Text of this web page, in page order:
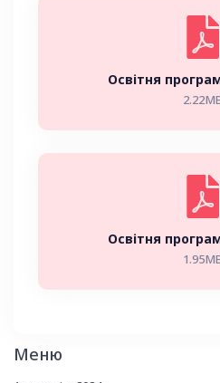
Освітня
Освітня
Меню